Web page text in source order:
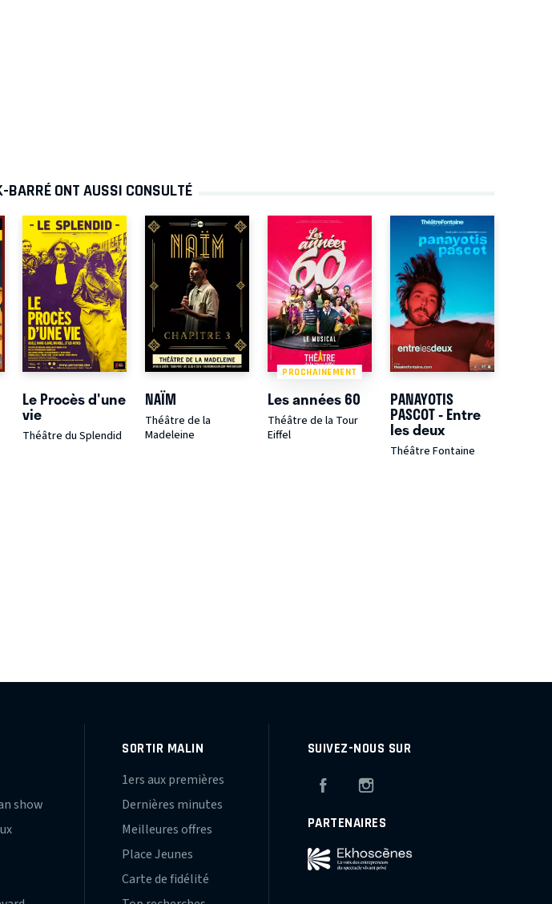
BARRÉ ONT AUSSI CONSULTÉ
Le Procès d'une
vie
Théâtre du Splendid
NAÏM
Théâtre de la
Madeleine
PROCHAINEMENT
Les années 60
Théâtre de la Tour
Eiffel
PANAYOTIS
PASCOT - Entre
les deux
Théâtre Fontaine
show
SORTIR MALIN
1ers aux premières
Dernières minutes
Meilleures offres
Place Jeunes
Carte de fidélité
SUIVEZ-NOUS SUR
Facebook
PARTENAIRES